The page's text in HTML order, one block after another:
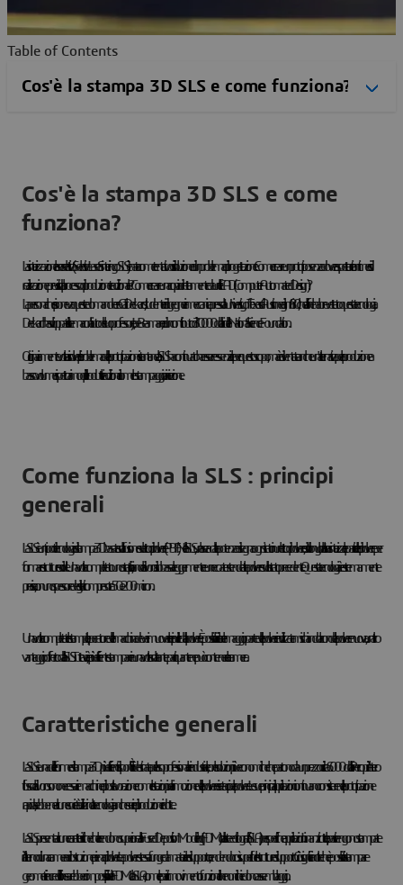
Table of Contents
Cos'è la stampa 3D SLS e come
funziona?
La sinterizzazione laser selettiva (Selective Laser Sintering o SLS) è nata come tentativo di risoluzione di un problema di progettazione: Come creare un prototipo senza dover aspettare i tanti mesi di
realizzazione previsti dal processo di produzione tradizionale? Come creare una copia direttamente da un file CAD (Computer Automated Design)?
La persona che si poneva queste domande era Carl Deckard, studente di ingegneria meccanica presso la University of Texas di Austin negli anni '80, che alla fine ha brevettato questa tecnologia.
Deckard ha sviluppato il sistema con l'aiuto del suo professore, Joe Beaman, e di un contributo di 30.000 dollari della National Science Foundation.
Originariamente volta a risolvere il problema della prototipazione istantanea, la SLS ha continuato ha essere essenziale per questo scopo, ma è diventata anche un'alternativa per la produzione a
basso volume rispetto ai modelli produttivi tradizionali come lo stampaggio a iniezione.
Come funziona la SLS : principi
generali
La SLS è un tipo di tecnologia di stampa 3D basata sulla fusione su letto di polvere (PBF). Nella SLS, un laser ad alta potenza disegna ogni strato in un letto di polvere, di solito nylon. Il laser sinterizza le particelle di polvere per
formare strutture solide. Una volta completato uno strato, il piano di lavoro si abbassa leggermente e un recoater stende altra polvere sullo strato precedente. Questa tecnologia è estremamente
precisa, con uno spessore degli stati compreso tra 50 e 200 micron.
Una volta completate le stampe, l'operatore della macchina deve rimuoverle e ripulirle dalla polvere. È possibile riciclare la maggior parte della polvere inutilizzata mischiandola con della polvere nuova, un altro
vantaggio offerto dalla SLS. Tuttavia, è più efficiente stampare in una volta sola tante parti quante ne può contenere la camera.
Caratteristiche generali
La SLS è una delle forme di stampa 3D più efficienti disponibili. È destinata per l'uso professionale e industriale, con le soluzioni più economiche che partono da un prezzo di circa 6.000 dollari. Per coprire l'intero
flusso di lavoro sono necessarie macchine di post-lavorazione come le stazioni per la rimozione della polvere e i setacci per la polvere. Le sue principali applicazioni continuano consistere nella prototipazione
rapida, sebbene alcune società utilizzino la tecnologia anche serie di produzione ridotte.
La SLS presenta alcune caratteristiche che la rendono superiore alla Fused Deposition Modeling (FDM) o alla steeolitografia (SLA) per specifiche applicazioni. Innanzitutto, le parti vengono stampate
all'interno di una camera di costruzione piena di polvere. La polvere stessa funge da materiale di supporto, rendendo così superflue le strutture di supporto. Ciò significa inoltre che è possibile stampare
geometrie incredibili che sarebbero impossibili per la FDM o la SLA, come le parti in movimento funzionali che non richiedono assemblaggio.